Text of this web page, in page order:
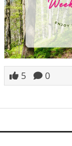
5 0